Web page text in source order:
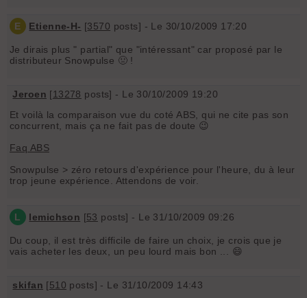
E Etienne-H- [3570 posts] - Le 30/10/2009 17:20
Je dirais plus " partial" que "intéressant" car proposé par le
distributeur Snowpulse 🤢 !
Jeroen [13278 posts] - Le 30/10/2009 19:20
Et voilà la comparaison vue du coté ABS, qui ne cite pas son
concurrent, mais ça ne fait pas de doute 😉
Faq ABS
Snowpulse > zéro retours d'expérience pour l'heure, du à leur
trop jeune expérience. Attendons de voir.
L lemichson [53 posts] - Le 31/10/2009 09:26
Du coup, il est très difficile de faire un choix, je crois que je
vais acheter les deux, un peu lourd mais bon ... 😄
skifan [510 posts] - Le 31/10/2009 14:43